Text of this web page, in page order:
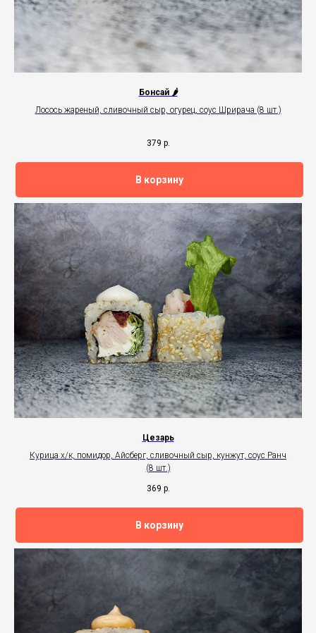
Бонсай 🌶
Лосось жареный, сливочный сыр, огурец, соус Шрирача (8 шт.)
379 р.
В корзину
Цезарь
Курица х/к, помидор, Айсберг, сливочный сыр, кунжут, соус Ранч
(8 шт.)
369 р.
В корзину